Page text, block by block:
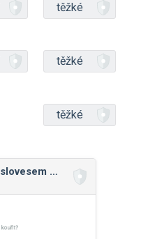
těžké
těžké
těžké
Se způsobovým slovesem – přítomný čas